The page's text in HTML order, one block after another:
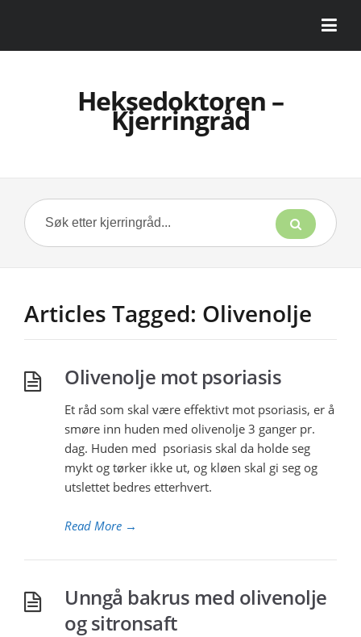
Heksedoktoren –
Kjerringråd
Articles Tagged: Olivenolje
Olivenolje mot psoriasis
Et råd som skal være effektivt mot psoriasis, er å
smøre inn huden med olivenolje 3 ganger pr.
dag. Huden med psoriasis skal da holde seg
mykt og tørker ikke ut, og kløen skal gi seg og
utslettet bedres etterhvert.
Read More →
Unngå bakrus med olivenolje
og sitronsaft